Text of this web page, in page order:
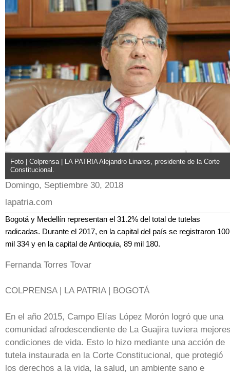
Foto | Colprensa | LA PATRIA Alejandro Linares, presidente de la Corte
Constitucional.
Domingo, Septiembre 30, 2018
lapatria.com
Bogotá y Medellín representan el 31.2% del total de tutelas
radicadas. Durante el 2017, en la capital del país se registraron 100
mil 334 y en la capital de Antioquia, 89 mil 180.
Fernanda Torres Tovar
COLPRENSA | LA PATRIA | BOGOTÁ
En el año 2015, Campo Elías López Morón logró que una
comunidad afrodescendiente de La Guajira tuviera
condiciones de vida. Esto lo hizo mediante una acción de
tutela instaurada en la Corte Constitucional, que protegió
los derechos a la vida, la salud, un ambiente sano e